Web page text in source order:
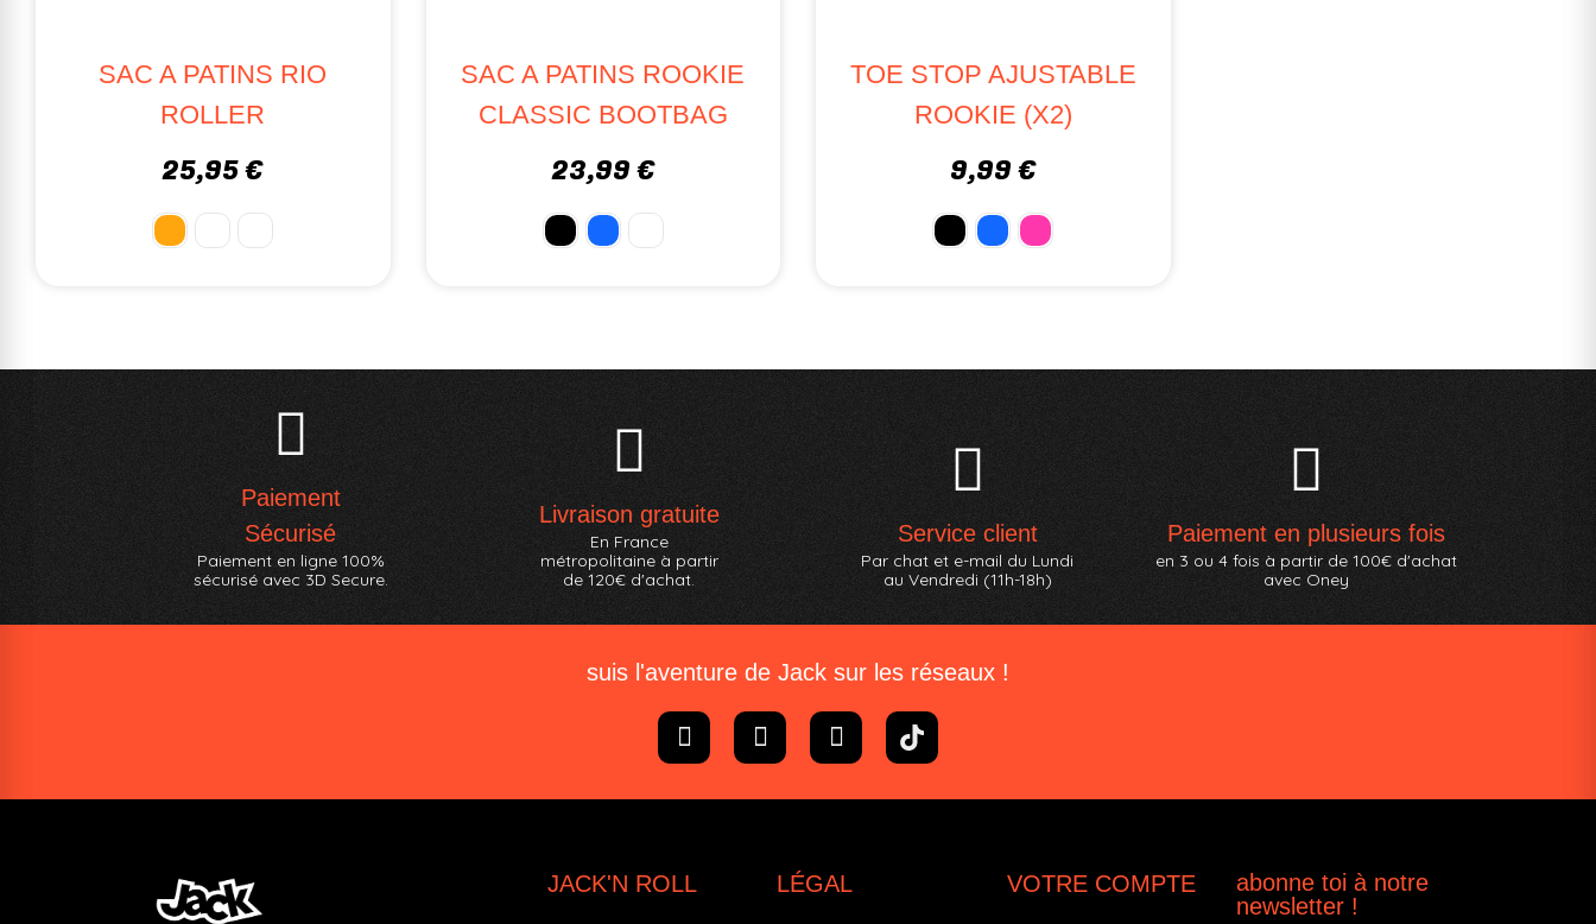
SAC A PATINS RIO
ROLLER
25,95 €
SAC A PATINS ROOKIE
CLASSIC BOOTBAG
23,99 €
TOE STOP AJUSTABLE
ROOKIE (x2)
9,99 €
Paiement
Sécurisé
Paiement en ligne 100%
sécurisé avec 3D Secure.
Livraison gratuite
En France
métropolitaine à partir
de 120€ d'achat.
Service client
Par chat et e-mail du Lundi
au Vendredi (11h-18h)
Paiement en plusieurs fois
en 3 ou 4 fois à partir de 100€ d'achat
avec Oney
suis l'aventure de Jack sur les réseaux !
JACK'N ROLL LÉGAL VOTRE COMPTE
abonne toi à notre
newsletter !